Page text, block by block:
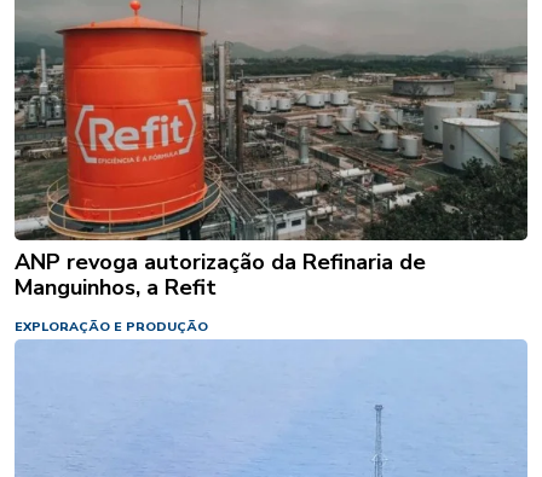
ANP revoga autorização da Refinaria de
Manguinhos, a Refit
EXPLORAÇÃO E PRODUÇÃO